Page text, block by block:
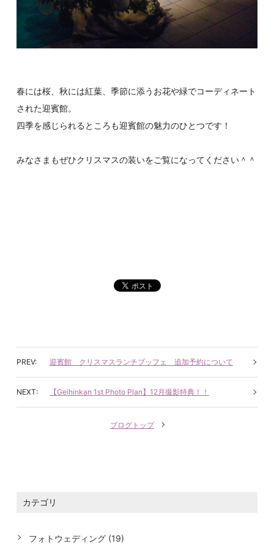
春には桜、秋には紅葉、季節に添うお花や緑でコーディネート
された迎賓館。
四季を感じられるところも迎賓館の魅力のひとつです！
みなさまもぜひクリスマスの装いをご覧になってください＾＾
迎賓館 クリスマスランチブッフェ 追加予約について
【Geihinkan 1st Photo Plan】12月撮影特典！！
ブログトップ
カテゴリ
フォトウェディング (19)